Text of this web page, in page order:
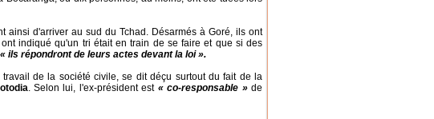
ainsi d'arriver au sud du Tchad. Désarmés à Goré, ils ont
indiqué qu'un tri était en train de se faire et que si des
« ils répondront de leurs actes devant la loi ».
de la société civile, se dit déçu surtout du fait de la
. Selon lui, l'ex-président est « co-responsable »de